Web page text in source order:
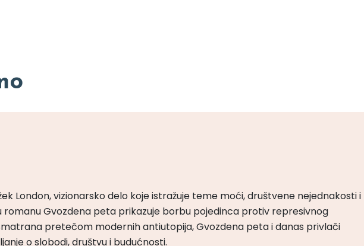
London, vizionarsko delo koje istražuje teme moći, društvene nejednakosti i
Gvozdena peta prikazuje borbu pojedinca protiv represivnog
pretečom modernih antiutopija, Gvozdena peta i danas privlači
o slobodi, društvu i budućnosti.